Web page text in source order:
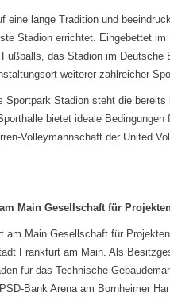
eine lange Tradition und
Stadion errichtet. Eingebettet
das Stadion im Deutsche
weiterer zahlreicher
Sportpark Stadion steht die
bietet ideale
Volleymannschaft der United
Main Gesellschaft für
am Main Gesellschaft für
Frankfurt am Main. Als
für das Technische
Bank Arena am Bornheimer